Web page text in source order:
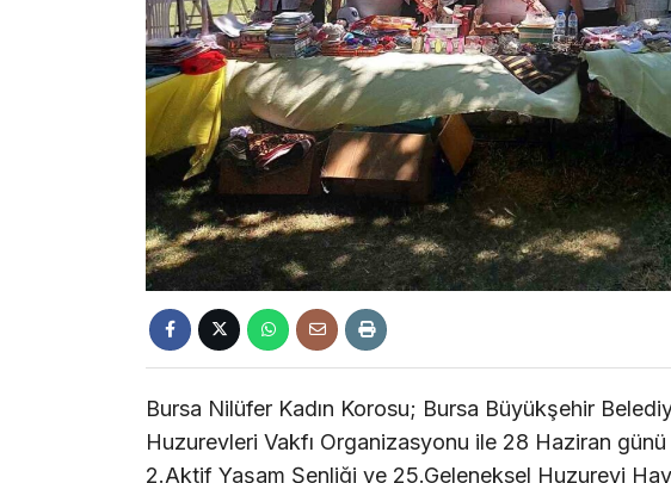
Bursa Nilüfer Kadın Korosu; Bursa Büyükşehir
Huzurevleri Vakfı Organizasyonu ile 28 Haziran
2.Aktif Yaşam Şenliği ve 25.Geleneksel Huzurevi